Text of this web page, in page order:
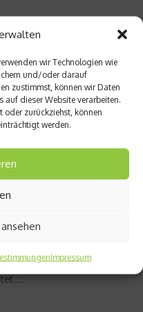
wir Technologien wie
und/oder darauf
zustimmst, können wir Daten
auf dieser Website verarbeiten.
zurückziehst, können
werden.
Impressum
verbringt einen großen Teil
Rücken zu schaffen
ihr einige Tipps, wie man